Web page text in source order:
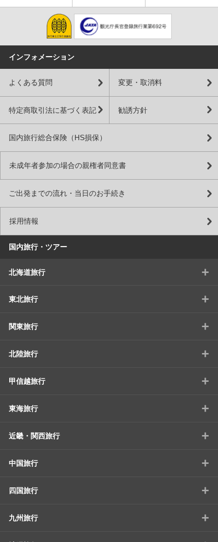
インフォメーション
よくある質問 変更・取消料
特定商取引法に基づく表記 勧誘方針
国内旅行総合保険（HS損保）
未成年者参加の場合の親権者同意書
ご出発までの流れ・当日のお手続き
採用情報
国内旅行・ツアー
北海道旅行 +
東北旅行 +
関東旅行 +
北陸旅行 +
甲信越旅行 +
東海旅行 +
近畿・関西旅行 +
中国旅行 +
四国旅行 +
九州旅行 +